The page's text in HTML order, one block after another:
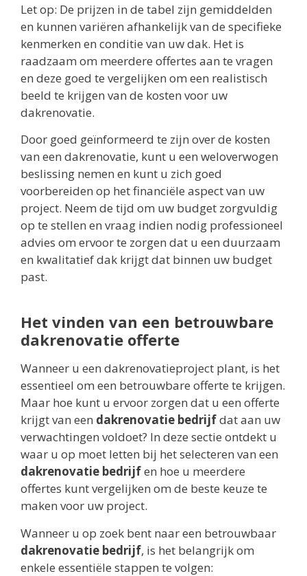
Let op: De prijzen in de tabel zijn gemiddelden
en kunnen variëren afhankelijk van de specifieke
kenmerken en conditie van uw dak. Het is
raadzaam om meerdere offertes aan te vragen
en deze goed te vergelijken om een realistisch
beeld te krijgen van de kosten voor uw
dakrenovatie.
Door goed geïnformeerd te zijn over de kosten
van een dakrenovatie, kunt u een weloverwogen
beslissing nemen en kunt u zich goed
voorbereiden op het financiële aspect van uw
project. Neem de tijd om uw budget zorgvuldig
op te stellen en vraag indien nodig professioneel
advies om ervoor te zorgen dat u een duurzaam
en kwalitatief dak krijgt dat binnen uw budget
past.
Het vinden van een betrouwbare
dakrenovatie offerte
Wanneer u een dakrenovatieproject plant, is het
essentieel om een betrouwbare offerte te krijgen.
Maar hoe kunt u ervoor zorgen dat u een offerte
krijgt van een dakrenovatie bedrijfdat aan uw
verwachtingen voldoet? In deze sectie ontdekt u
waar u op moet letten bij het selecteren van een
dakrenovatie bedrijfen hoe u meerdere
offertes kunt vergelijken om de beste keuze te
maken voor uw project.
Wanneer u op zoek bent naar een betrouwbaar
dakrenovatie bedrijf, is het belangrijk om
enkele essentiële stappen te volgen: